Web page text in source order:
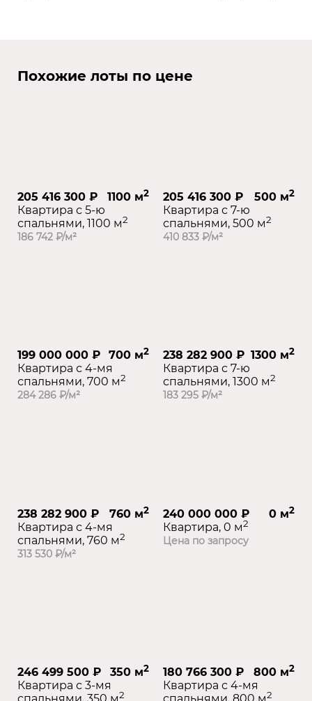
Похожие лоты по цене
205 416 300 ₽ 1100 м2
Квартира с 5-ю
спальнями, 1100 м2
186 742 ₽/м²
205 416 300 ₽ 500 м2
Квартира с 7-ю
спальнями, 500 м2
410 833 ₽/м²
199 000 000 ₽ 700 м2
Квартира с 4-мя
спальнями, 700 м2
284 286 ₽/м²
238 282 900 ₽ 1300 м2
Квартира с 7-ю
спальнями, 1300 м2
183 295 ₽/м²
238 282 900 ₽ 760 м2
Квартира с 4-мя
спальнями, 760 м2
313 530 ₽/м²
240 000 000 ₽ 0 м2
Квартира, 0 м2
Цена по запросу
246 499 500 ₽ 350 м2
Квартира с 3-мя
2
180 766 300 ₽ 800 м2
Квартира с 4-мя
2